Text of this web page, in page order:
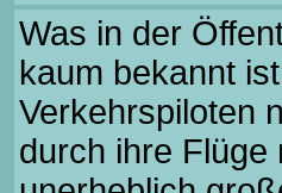
Was in der
kaum bekannt
Verkehrspiloten
durch ihre Flüge